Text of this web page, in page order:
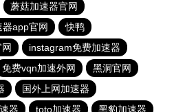
蘑菇加速器官网
器app官网
快鸭
instagram免费加速器
免费vqn加速外网
黑洞官网
国外上网加速器
器 toto加速器 黑豹加速器